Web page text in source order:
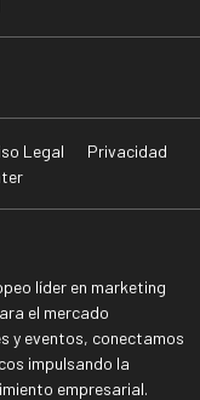
Legal
Privacidad
líder en marketing
el mercado
y eventos, conectamos
impulsando la
empresarial.